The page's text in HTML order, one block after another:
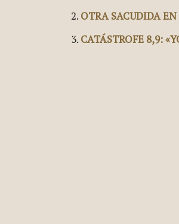
OTRA SACUDIDA
CATÁSTROFE 8,9: